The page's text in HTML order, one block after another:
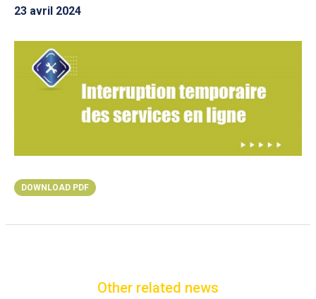
DOWNLOAD PDF
23 avril 2024
Other related news